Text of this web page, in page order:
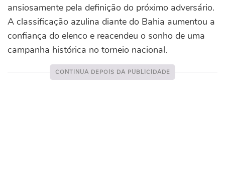
ansiosamente pela definição do próximo adversário.
A classificação azulina diante do Bahia aumentou a
confiança do elenco e reacendeu o sonho de uma
campanha histórica no torneio nacional.